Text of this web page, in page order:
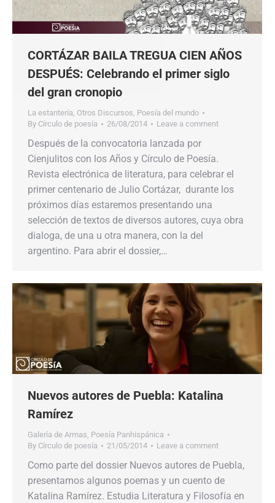
CORTÁZAR BAILA TREGUA CIEN AÑOS
DESPUÉS: Celebrando el primer siglo
del gran cronopio
La estantería, Otros Discursos, Poesía del mundo
By Círculo de poesía 26/08/2014 Leave a comment
Después de la convocatoria lanzada por
Cienjulitos con los Años y Círculo de Poesía.
Revista electrónica de literatura, para celebrar el
primer centenario de Julio Cortázar, durante los
próximos días estaremos presentando una
selección de textos de diversos autores, cuya obra
dialoga, de una u otra manera, con la del
argentino. Para abrir el dossier,…
Nuevos autores de Puebla: Katalina
Ramírez
Galería de Armas, Poesía Panhispánica
By Círculo de poesía 21/05/2014 Leave a comment
Como parte del dossier Nuevos autores de Puebla,
presentamos algunos poemas y un cuento de
Katalina Ramírez. Estudia Literatura y Filosofía en